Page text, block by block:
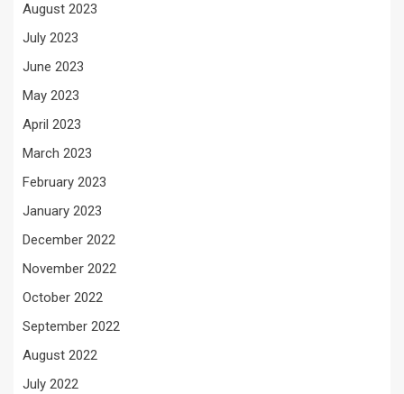
August 2023
July 2023
June 2023
May 2023
April 2023
March 2023
February 2023
January 2023
December 2022
November 2022
October 2022
September 2022
August 2022
July 2022